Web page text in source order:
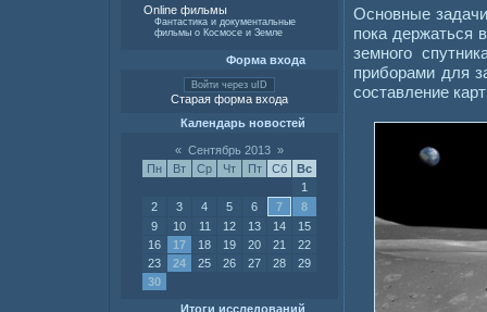
Online фильмы
Фантастика и документальные
фильмы о Космосе и Земле
Форма входа
Войти через uID
Старая форма входа
Календарь новостей
« Сентябрь 2013 »
Пн
Вт Ср Чт Пт Сб
Вс
1
2
3 4 5 6 7
8
9
10 11 12 13 14
15
16
17 18 19 20 21
22
23
24 25 26 27 28
29
30
Итоги исследований
Основные
пока держаться
земного
приборами для
составление